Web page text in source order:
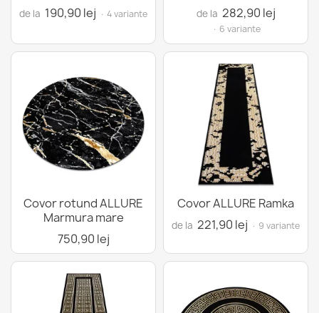
de la 190,90 lej · 4 variante de la 282,90 lej
· 6 variante
Covor rotund ALLURE
Marmura mare
750,90 lej
Covor ALLURE Ramka
de la 221,90 lej · 9 variante